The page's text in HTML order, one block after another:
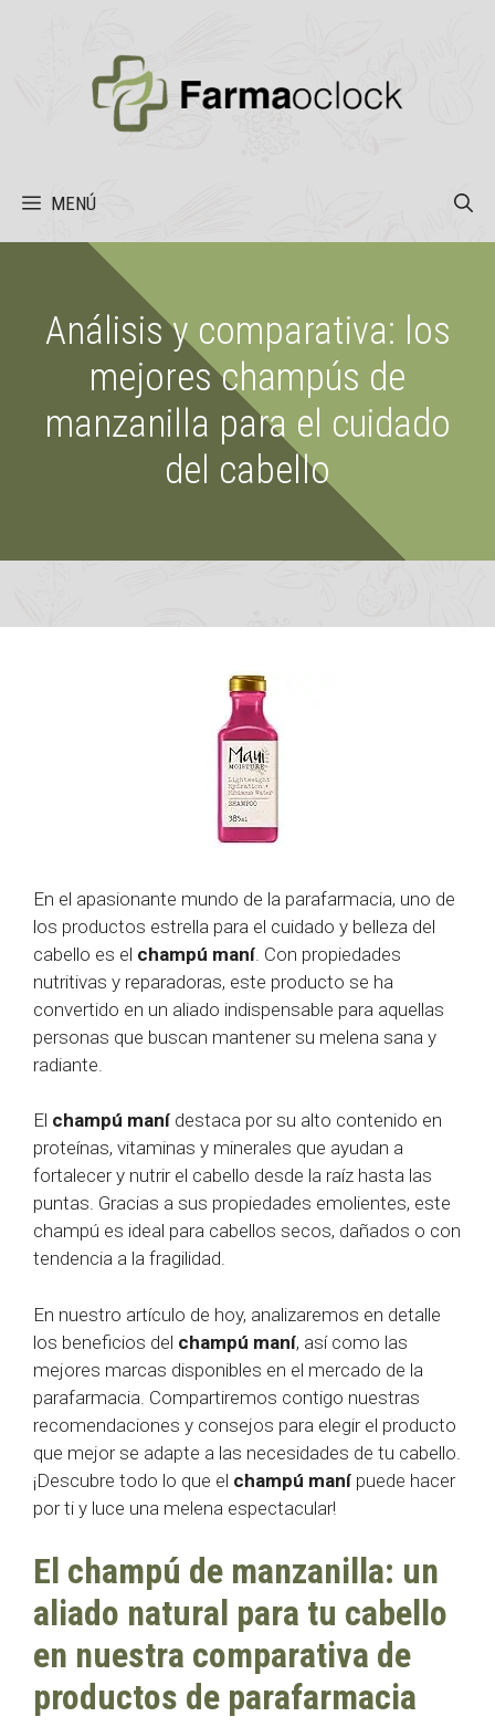
MENÚ
Análisis y comparativa: los
mejores champús de
manzanilla para el cuidado
del cabello
En el apasionante mundo de la parafarmacia, uno de
los productos estrella para el cuidado y belleza del
cabello es el champú maní . Con propiedades
nutritivas y reparadoras, este producto se ha
convertido en un aliado indispensable para aquellas
personas que buscan mantener su melena sana y
radiante.
El champú maní destaca por su alto contenido en
proteínas, vitaminas y minerales que ayudan a
fortalecer y nutrir el cabello desde la raíz hasta las
puntas. Gracias a sus propiedades emolientes, este
champú es ideal para cabellos secos, dañados o con
tendencia a la fragilidad.
En nuestro artículo de hoy, analizaremos en detalle
los beneficios del champú maní, así como las
mejores marcas disponibles en el mercado de la
parafarmacia. Compartiremos contigo nuestras
recomendaciones y consejos para elegir el producto
que mejor se adapte a las necesidades de tu cabello.
¡Descubre todo lo que el champú maní puede hacer
por ti y luce una melena espectacular!
El champú de manzanilla: un
aliado natural para tu cabello
en nuestra comparativa de
productos de parafarmacia